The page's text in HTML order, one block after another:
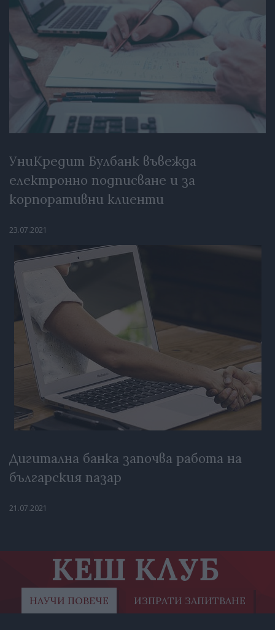
УниКредит Булбанк въвежда
електронно подписване и за
корпоративни клиенти
23.07.2021
Дигитална банка започва работа на
българския пазар
21.07.2021
КЕШ КЛУБ
НАУЧИ ПОВЕЧЕ ИЗПРАТИ ЗАПИТВАНЕ